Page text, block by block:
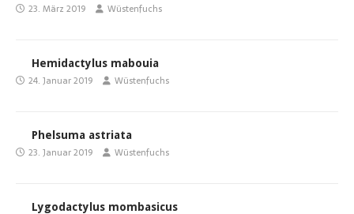
23. März 2019 Wüstenfuchs
Hemidactylus mabouia
24. Januar 2019 Wüstenfuchs
Phelsuma astriata
23. Januar 2019 Wüstenfuchs
Lygodactylus mombasicus